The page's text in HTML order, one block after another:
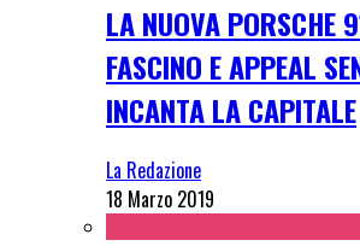
LA NUOVA PORSCHE
FASCINO E APPEAL
INCANTA LA CAPITALE
La Redazione
18 Marzo 2019